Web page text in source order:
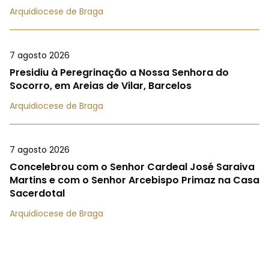
Arquidiocese de Braga
7 agosto 2026
Presidiu à Peregrinação a Nossa Senhora do
Socorro, em Areias de Vilar, Barcelos
Arquidiocese de Braga
7 agosto 2026
Concelebrou com o Senhor Cardeal José Saraiva
Martins e com o Senhor Arcebispo Primaz na Casa
Sacerdotal
Arquidiocese de Braga